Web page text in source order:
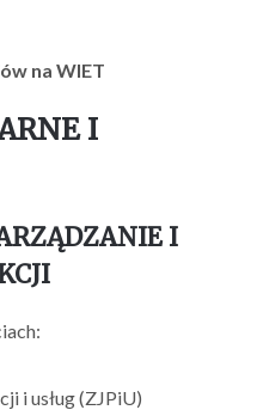
na WIET
I
I
i usług (ZJPiU)